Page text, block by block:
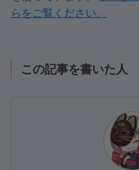
らをご覧ください。
この記事を書いた人